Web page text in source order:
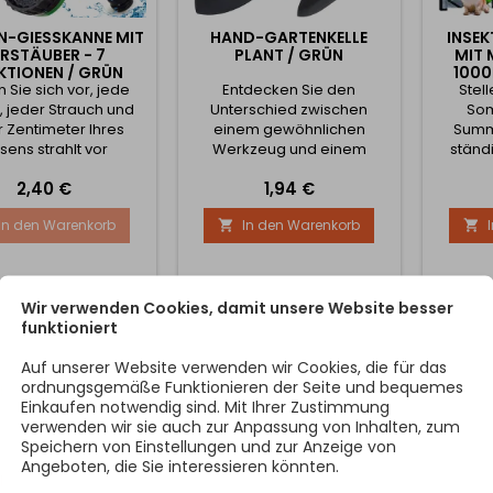
GIESSKANNE MIT Z
- 7 F
/ GRÜN
Sie sich vor, jede
jeder Strauch und
Zentimeter Ihres
strahlt vor
alles dank eines
Geräts, das die
Ihres Gartens
wird - die
Sprühkopf - 7
7 revolutionäre
in einem
Gerät Warum
sich auf eine Art
der...
Preis
2,40 €
In den Warenkorb
HAND-GARTENKELLE
PLANT / GRÜN
Entdecken Sie den
Unterschied zwischen
einem gewöhnlichen
Werkzeug und einem
Freude an der Gartenarbeit
bringt. Die PLANT Hand-
Gartenkelle / Grün wurde für
all diejenigen entwickelt, die
Komfort bepflanzen,
jeder Arbeit im Garten...
Preis
1,94 €
 In den Warenkorb
MIT
vor.
mit
die

Wir verwenden Cookies, damit unsere Website besser
funktioniert
Auf unserer Website verwenden wir Cookies, die für das
ordnungsgemäße Funktionieren der Seite und bequemes
Einkaufen notwendig sind. Mit Ihrer Zustimmung
verwenden wir sie auch zur Anpassung von Inhalten, zum
Speichern von Einstellungen und zur Anzeige von
Angeboten, die Sie interessieren könnten.